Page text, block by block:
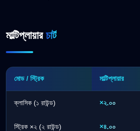
মাল্টিপ্লায়ার চার্ট
মোড / স্ট্রিক মাল্টিপ্লায়ার
ক্লাসিক (১ রাউন্ড) ×২.০০
স্ট্রিক ×২ (২ রাউন্ড) ×৪.০০